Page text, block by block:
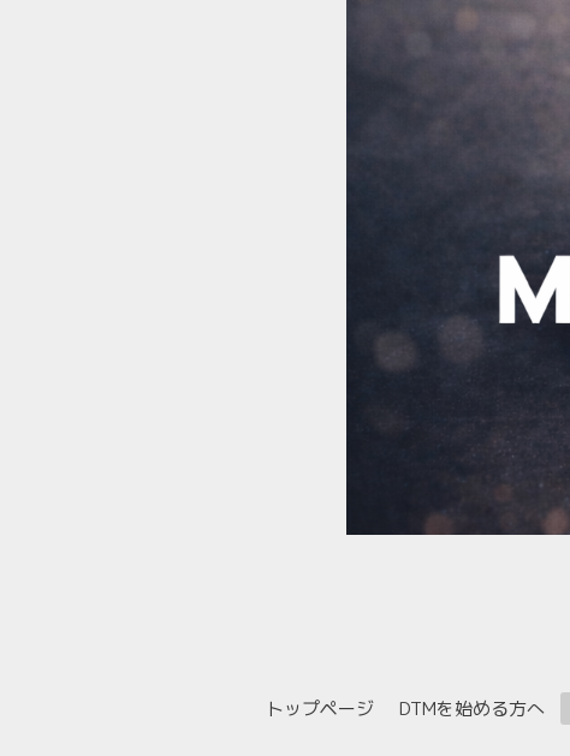
トップページ DTMを始める方へ